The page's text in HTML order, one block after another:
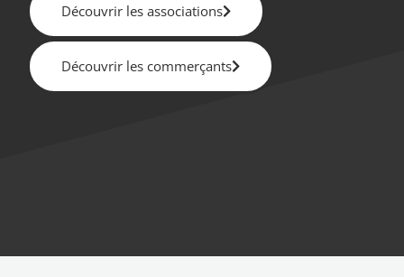
Découvrir les associations
Découvrir les commerçants